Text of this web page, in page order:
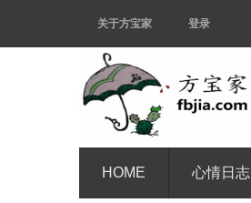
关于方宝家 登录
HOME 心情日志